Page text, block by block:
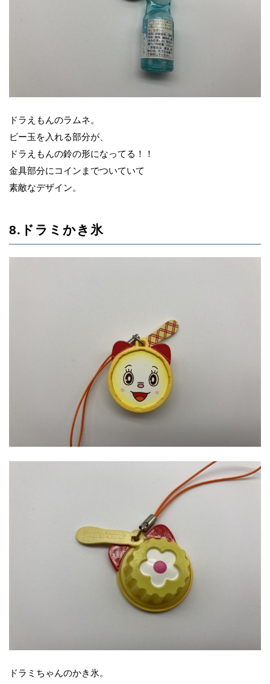
ドラえもんのラムネ。
ビー玉を入れる部分が、
ドラえもんの鈴の形になってる！！
金具部分にコインまでついていて
素敵なデザイン。
8.ドラミかき氷
ドラミちゃんのかき氷。